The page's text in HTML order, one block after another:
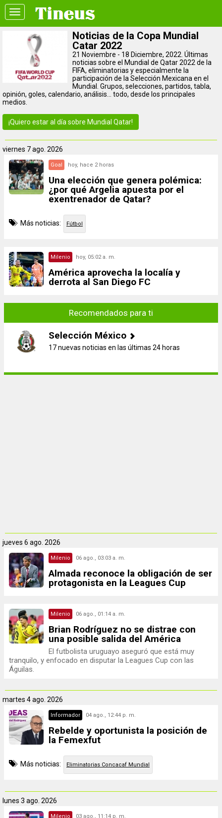
Toggle
navigation
Noticias de la Copa Mundial
Catar 2022
21 Noviembre - 18 Diciembre, 2022. Últimas
noticias sobre el Mundial de Qatar 2022 de la
FIFA, eliminatorias y especialmente la
participación de la Selección Mexicana en el
Mundial. Grupos, selecciones, partidos, tabla,
opinión, goles, calendario, análisis... todo, desde los principales
medios.
¡Quiero estar al día sobre Mundial Qatar!
viernes 7 ago. 2026
Goal hoy, hace 2 horas
Una elección que genera polémica:
¿por qué Argelia apuesta por el
exentrenador de Qatar?
Más noticias: Fútbol
Milenio hoy, 05:02 a. m.
América aprovecha la localía y
derrota al San Diego FC
Recomendados para ti
Selección México
17 nuevas noticias en las últimas 24 horas
jueves 6 ago. 2026
Milenio 06 ago., 03:03 a. m.
Almada reconoce la obligación de ser
protagonista en la Leagues Cup
Milenio 06 ago., 01:14 a. m.
Brian Rodríguez no se distrae con
una posible salida del América
El futbolista uruguayo aseguró que está muy
tranquilo, y enfocado en disputar la Leagues Cup con las
Águilas.
martes 4 ago. 2026
Informador 04 ago., 12:44 p. m.
Rebelde y oportunista la posición de
la Femexfut
Más noticias: Eliminatorias Concacaf Mundial
lunes 3 ago. 2026
Milenio 03 ago., 11:14 p. m.